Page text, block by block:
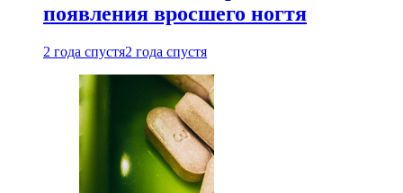
появления вросшего ногтя
2 года спустя2 года спустя